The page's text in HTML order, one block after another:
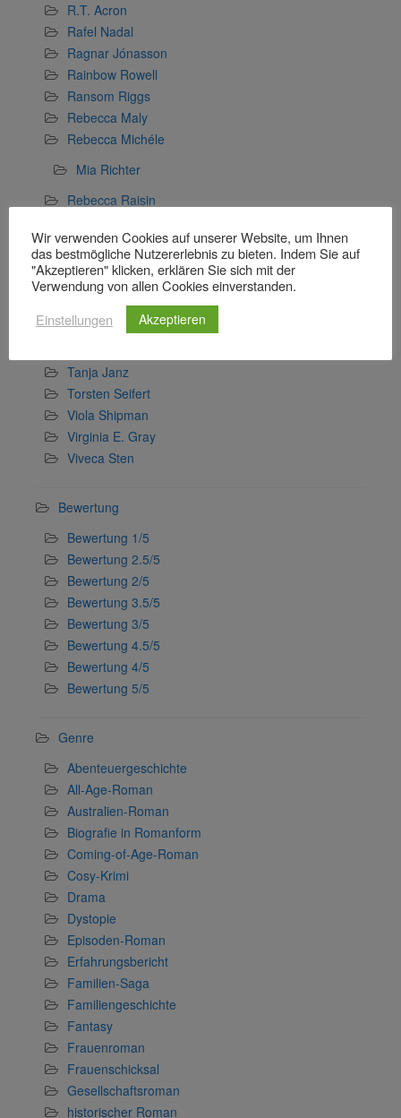
R.T. Acron
Rafel Nadal
Ragnar Jónasson
Rainbow Rowell
Ransom Riggs
Rebecca Maly
Rebecca Michéle
Mia Richter
Rebecca Raisin
Rose Snow
Sophia Langner
Stefan Wollschläger
Stefanie Gerstenberger
Svenja Lassen
Tanja Janz
Torsten Seifert
Viola Shipman
Virginia E. Gray
Viveca Sten
Bewertung
Bewertung 1/5
Bewertung 2.5/5
Bewertung 2/5
Bewertung 3.5/5
Bewertung 3/5
Bewertung 4.5/5
Bewertung 4/5
Bewertung 5/5
Genre
Abenteuergeschichte
All-Age-Roman
Australien-Roman
Biografie in Romanform
Coming-of-Age-Roman
Cosy-Krimi
Drama
Dystopie
Episoden-Roman
Erfahrungsbericht
Familien-Saga
Familiengeschichte
Fantasy
Frauenroman
Frauenschicksal
Gesellschaftsroman
historischer Roman
Wir verwenden Cookies auf unserer Website, um Ihnen
das bestmögliche Nutzererlebnis zu bieten. Indem Sie auf
"Akzeptieren" klicken, erklären Sie sich mit der
Verwendung von allen Cookies einverstanden.
Einstellungen
Akzeptieren